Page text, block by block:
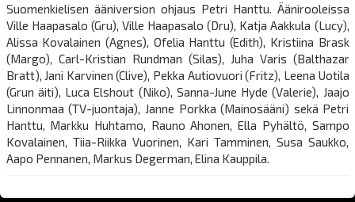
Suomenkielisen ääniversion ohjaus Petri Hanttu. Äänirooleissa
Ville Haapasalo (Gru), Ville Haapasalo (Dru), Katja Aakkula (Lucy),
Alissa Kovalainen (Agnes), Ofelia Hanttu (Edith), Kristiina Brask
(Margo), Carl-Kristian Rundman (Silas), Juha Varis (Balthazar
Bratt), Jani Karvinen (Clive), Pekka Autiovuori (Fritz), Leena Uotila
(Grun äiti), Luca Elshout (Niko), Sanna-June Hyde (Valerie), Jaajo
Linnonmaa (TV-juontaja), Janne Porkka (Mainosääni) sekä Petri
Hanttu, Markku Huhtamo, Rauno Ahonen, Ella Pyhältö, Sampo
Kovalainen, Tiia-Riikka Vuorinen, Kari Tamminen, Susa Saukko,
Aapo Pennanen, Markus Degerman, Elina Kauppila.